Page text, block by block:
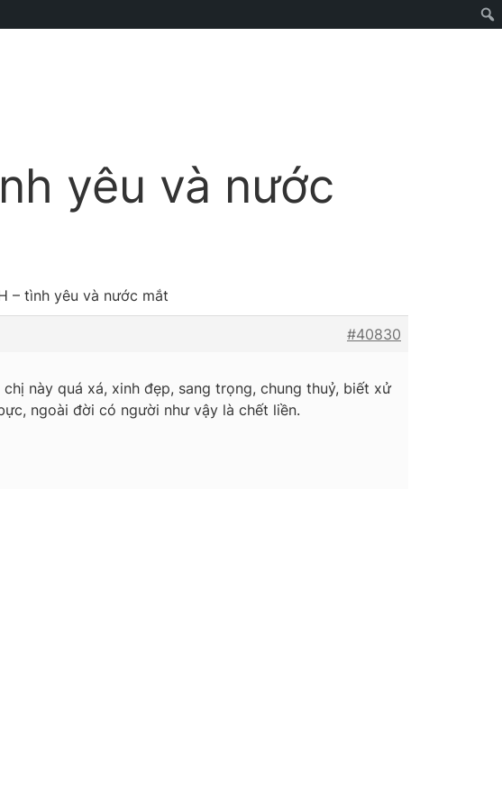
yêu và nước
– tình yêu và nước mắt
#40830
này quá xá, xinh đẹp, sang trọng, chung thuỷ, biết xử
ngoài đời có người như vậy là chết liền.